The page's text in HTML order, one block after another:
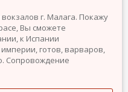
г. Малага. Покажу
Вы сможете
к Испании
готов, варваров,
Сопровождение